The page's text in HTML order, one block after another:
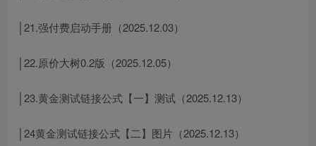
│21.强付费启动手册（2025.12.03）
│22.原价大树0.2版（2025.12.05）
│23.黄金测试链接公式【一】测试（2025.12.13）
│24黄金测试链接公式【二】图片（2025.12.13）